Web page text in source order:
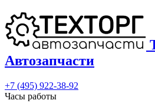
Автозапчасти
+7 (495) 922-38-92
Часы работы